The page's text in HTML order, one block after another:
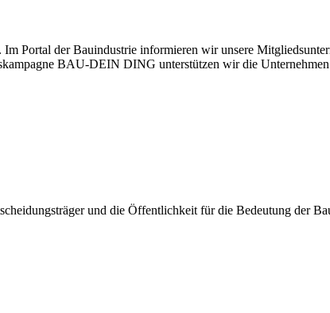
Portal der Bauindustrie informieren wir unsere
BAU-DEIN DING unterstützen wir die
und die Öffentlichkeit für die Bedeutung der